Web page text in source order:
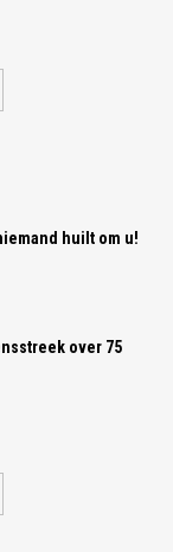
huilt om u!
over 75